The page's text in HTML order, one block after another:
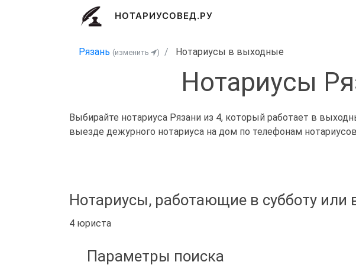
НОТАРИУСОВЕД.РУ
Рязань (изменить ) Нотариусы в выходные
Нотариусы
Выбирайте нотариуса Рязани из 4, который работает в
выезде дежурного нотариуса на дом по телефонам
Нотариусы, работающие в субботу или
4 юриста
Параметры поиска